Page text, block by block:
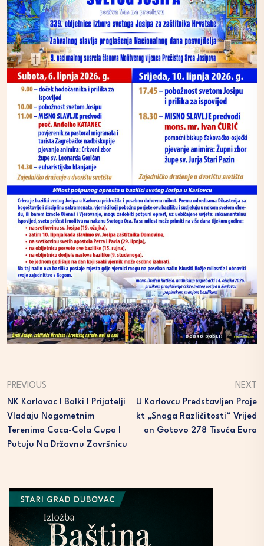
PREVIOUS
NK Karlovac I Balki I Prijatelji
Vladaju Nogometnim
Terenima Coca-Cola Cupa I
Putuju Na Državnu Završnicu
NEXT
U Karlovcu Predstavljen Proje
Kt „Snaga Različitosti“ Vrijed
An Gotovo 278 Tisuća Eura